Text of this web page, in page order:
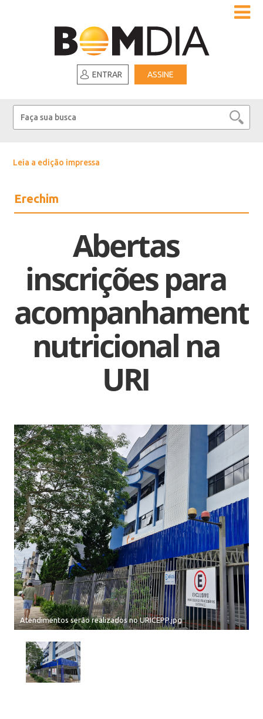
ENTRAR ASSINE
Leia a edição impressa
Erechim
Abertas
inscrições para
nutricional na
URI
Atendimentos serão realizados no URICEPP.jpg